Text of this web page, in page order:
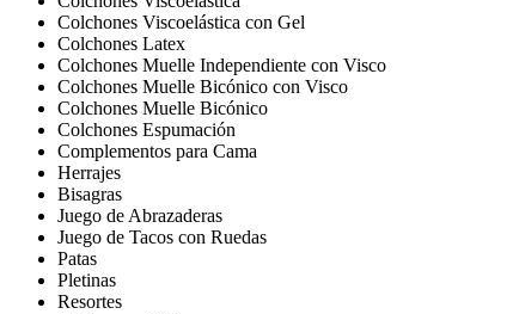
Colchones Viscoelástica con Gel
Colchones Latex
Colchones Muelle Independiente con Visco
Colchones Muelle Bicónico con Visco
Colchones Muelle Bicónico
Colchones Espumación
Complementos para Cama
Herrajes
Bisagras
Juego de Abrazaderas
Juego de Tacos con Ruedas
Patas
Pletinas
Resortes